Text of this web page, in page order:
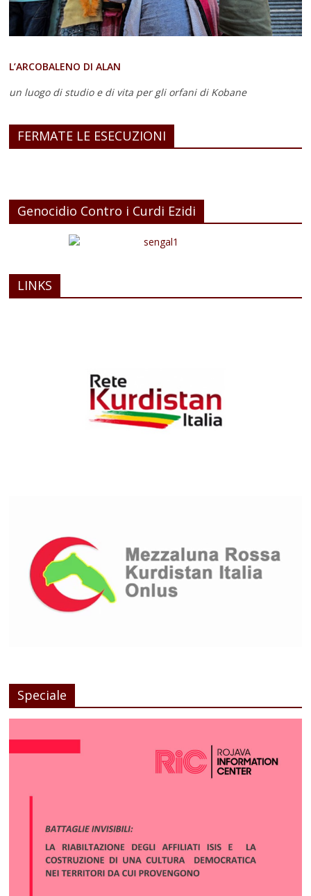
L’ARCOBALENO DI ALAN
un luogo di studio e di vita per gli orfani di Kobane
FERMATE LE ESECUZIONI
Genocidio Contro i Curdi Ezidi
LINKS
Speciale